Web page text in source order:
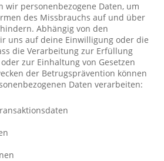
wir personenbezogene Daten, um
des Missbrauchs auf und über
Abhängig von den
uns auf deine Einwilligung oder die
die Verarbeitung zur Erfüllung
zur Einhaltung von Gesetzen
der Betrugsprävention können
Daten verarbeiten: